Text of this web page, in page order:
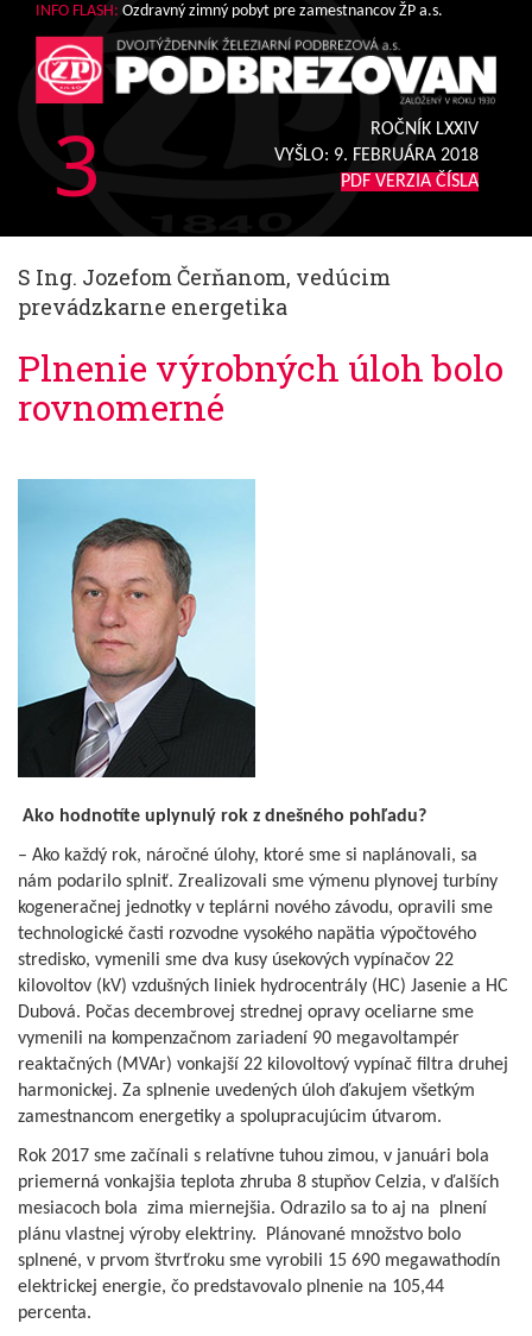
INFO FLASH: Ozdravný zimný pobyt pre zamestnancov ŽP a.s.
3
ROČNÍK LXXIV
VYŠLO: 9. FEBRUÁRA 2018
PDF VERZIA ČÍSLA
S Ing. Jozefom Čerňanom, vedúcim
prevádzkarne energetika
Plnenie výrobných úloh bolo
rovnomerné
Ako hodnotíte uplynulý rok z dnešného pohľadu?
– Ako každý rok, náročné úlohy, ktoré sme si naplánovali, sa
nám podarilo splniť. Zrealizovali sme výmenu plynovej turbíny
kogeneračnej jednotky v teplárni nového závodu, opravili sme
technologické časti rozvodne vysokého napätia výpočtového
stredisko, vymenili sme dva kusy úsekových vypínačov 22
kilovoltov (kV) vzdušných liniek hydrocentrály (HC) Jasenie a HC
Dubová. Počas decembrovej strednej opravy oceliarne sme
vymenili na kompenzačnom zariadení 90 megavoltampér
reaktačných (MVAr) vonkajší 22 kilovoltový vypínač filtra druhej
harmonickej. Za splnenie uvedených úloh ďakujem všetkým
zamestnancom energetiky a spolupracujúcim útvarom.
Rok 2017 sme začínali s relatívne tuhou zimou, v januári bola
priemerná vonkajšia teplota zhruba 8 stupňov Celzia, v ďalších
mesiacoch bola zima miernejšia. Odrazilo sa to aj na plnení
plánu vlastnej výroby elektriny. Plánované množstvo bolo
splnené, v prvom štvrťroku sme vyrobili 15 690 megawathodín
elektrickej energie, čo predstavovalo plnenie na 105,44
percenta.